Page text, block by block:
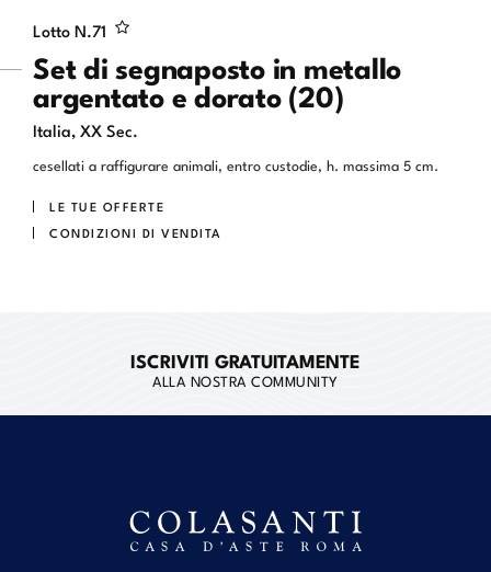
Lotto N.71
Set di segnaposto in metallo
argentato e dorato (20)
Italia, XX Sec.
cesellati a raffigurare animali, entro custodie, h. massima 5 cm.
LE TUE OFFERTE
CONDIZIONI DI VENDITA
ISCRIVITI GRATUITAMENTE
ALLA NOSTRA COMMUNITY